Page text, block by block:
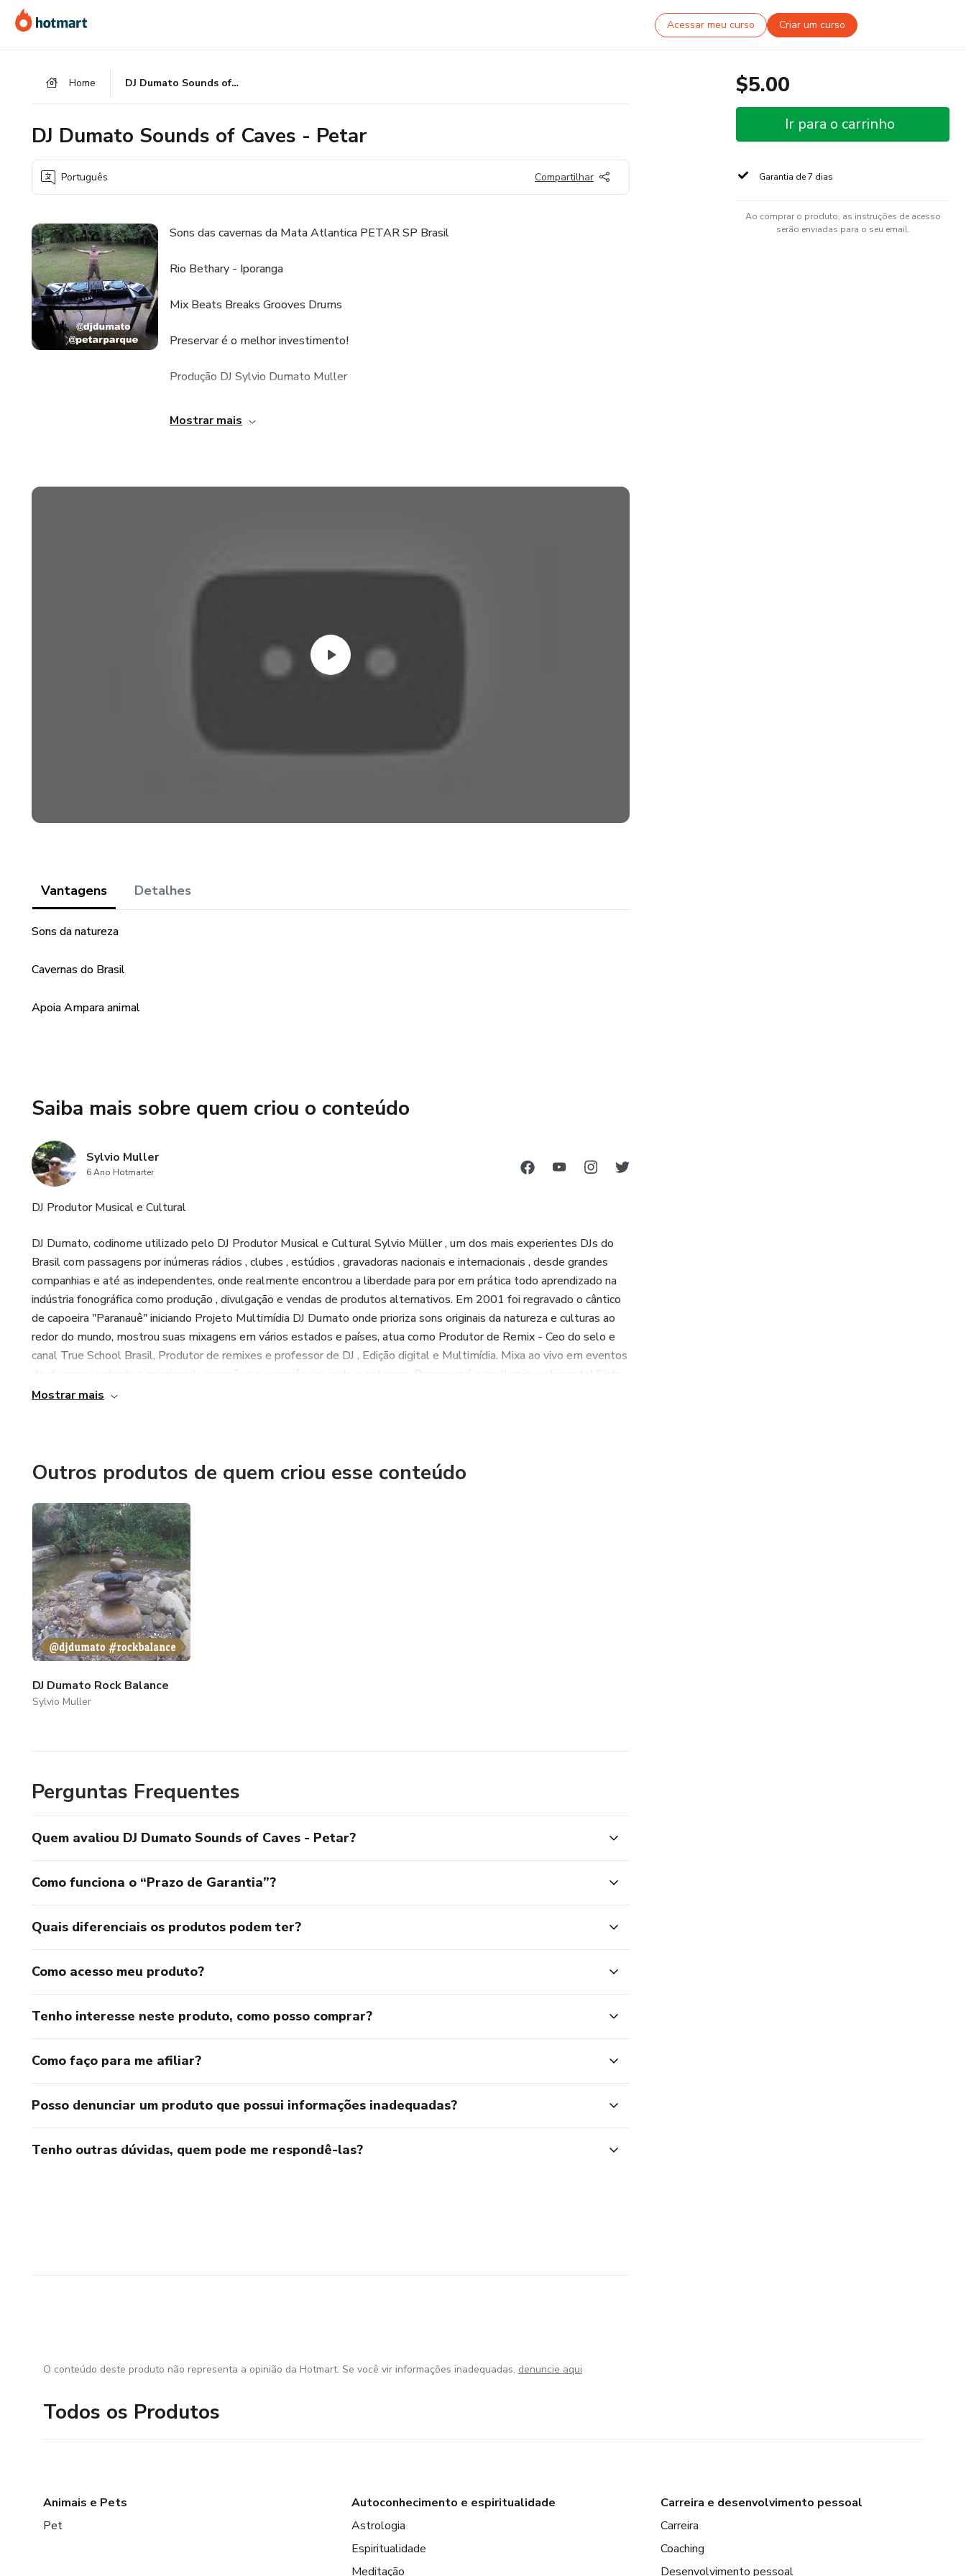
para
o
para
o
para
o
Acessar meu curso Criar um curso
Home DJ Dumato Sounds of Caves - Petar
DJ Dumato Sounds of Caves - Petar
Português Compartilhar
Sons das cavernas da Mata Atlantica PETAR SP Brasil
Rio Bethary - Iporanga
Mix Beats Breaks Grooves Drums
Preservar é o melhor investimento!
Produção DJ Sylvio Dumato Muller
True School Brasil Records
Mostrar mais
Vantagens Detalhes
Sons da natureza
Cavernas do Brasil
Apoia Ampara animal
Saiba mais sobre quem criou o conteúdo
Sylvio Muller
6 Ano Hotmarter
DJ Produtor Musical e Cultural
DJ Dumato, codinome utilizado pelo DJ Produtor Musical e Cultural Sylvio Müller , um dos mais experientes DJs do
Brasil com passagens por inúmeras rádios , clubes , estúdios , gravadoras nacionais e internacionais , desde grandes
companhias e até as independentes, onde realmente encontrou a liberdade para por em prática todo aprendizado na
indústria fonográfica como produção , divulgação e vendas de produtos alternativos. Em 2001 foi regravado o cântico
de capoeira "Paranauê" iniciando Projeto Multimídia DJ Dumato onde prioriza sons originais da natureza e culturas ao
redor do mundo, mostrou suas mixagens em vários estados e países, atua como Produtor de Remix - Ceo do selo e
canal True School Brasil, Produtor de remixes e professor de DJ , Edição digital e Multimídia. Mixa ao vivo em eventos
de diversas vertentes, priorizando imersões e experiências junto a natureza. Preservar é o melhor investimento! Sinta
o som da natureza que o futuro está em paz!
True School Brasil Records
Mostrar mais
Outros produtos de quem criou esse conteúdo
DJ Dumato Rock Balance
Sylvio Muller
Perguntas Frequentes
Quem avaliou DJ Dumato Sounds of Caves - Petar?
Como funciona o “Prazo de Garantia”?
Quais diferenciais os produtos podem ter?
Como acesso meu produto?
Tenho interesse neste produto, como posso comprar?
Como faço para me afiliar?
Posso denunciar um produto que possui informações inadequadas?
Tenho outras dúvidas, quem pode me respondê-las?
$5.00
Ir para o carrinho
Garantia de 7 dias
Ao comprar o produto, as instruções de acesso
serão enviadas para o seu email.
O conteúdo deste produto não representa a opinião da Hotmart. Se você vir informações inadequadas, denuncie aqui
Todos os Produtos
Animais e Pets
Pet
Autoconhecimento e espiritualidade
Astrologia
Espiritualidade
Meditação
Carreira e desenvolvimento pessoal
Carreira
Coaching
Desenvolvimento pessoal